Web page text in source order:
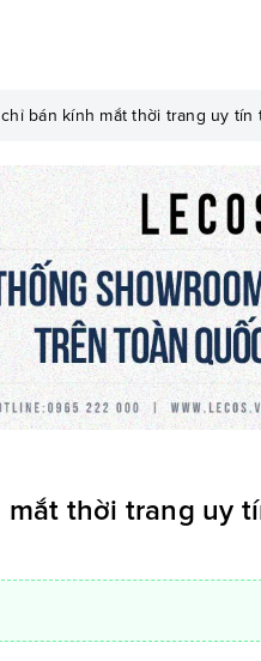
bán kính mắt thời trang uy tín
thời trang uy